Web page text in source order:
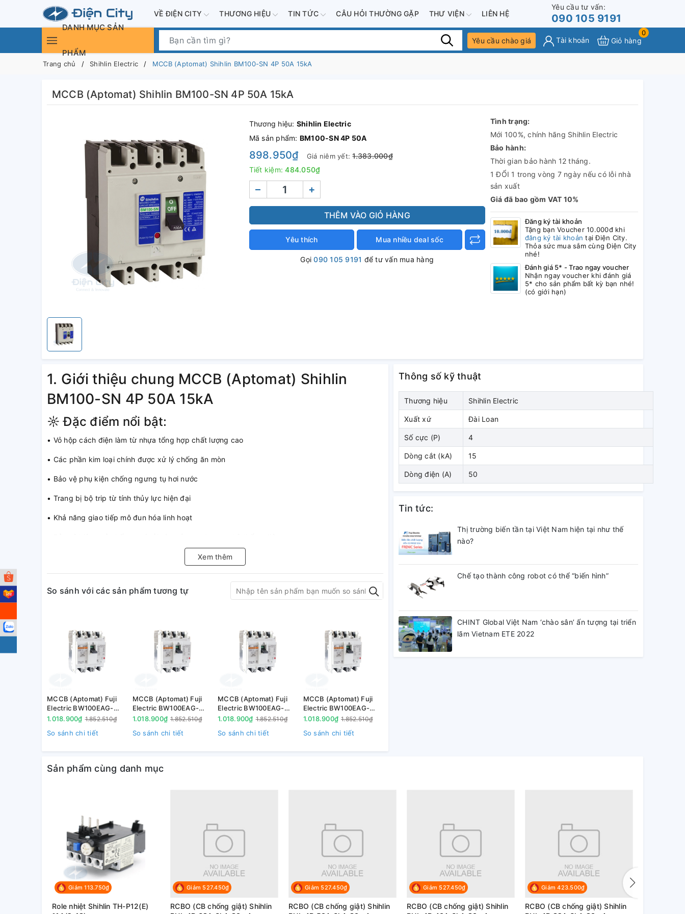
VỀ ĐIỆN CITY THƯƠNG HIỆU TIN TỨC CÂU HỎI THƯỜNG GẶP THƯ VIỆN LIÊN HỆ
Yêu cầu tư vấn:
090 105 9191
DANH MỤC SẢN
PHẨM
Yêu cầu chào giá Tài khoản
0
Giỏ hàng
Trang chủ Shihlin Electric MCCB (Aptomat) Shihlin BM100-SN 4P 50A 15kA
MCCB (Aptomat) Shihlin BM100-SN 4P 50A 15kA
Thương hiệu: Shihlin Electric
Mã sản phẩm: BM100-SN 4P 50A
898.950₫ Giá niêm yết:1.383.000₫
Tiết kiệm:484.050₫
– +
THÊM VÀO GIỎ HÀNG
Yêu thích Mua nhiều deal sốc
Gọi090 105 9191 để tư vấn mua hàng
Tình trạng:
Mới 100%, chính hãng Shihlin Electric
Bảo hành:
Thời gian bảo hành 12 tháng.
1 ĐỔI 1 trong vòng 7 ngày nếu có lỗi nhà
sản xuất
Giá đã bao gồm VAT 10%
Đăng ký tài khoản
Tặng bạn Voucher 10.000đ khi
đăng ký tài khoản tại Điện City.
Thỏa sức mua sắm cùng Điện City
nhé!
Đánh giá 5* - Trao ngay voucher
Nhận ngay voucher khi đánh giá
5* cho sản phẩm bất kỳ bạn nhé!
(có giới hạn)
1. Giới thiệu chung MCCB (Aptomat) Shihlin
BM100-SN 4P 50A 15kA
☼ Đặc điểm nổi bật:
• Vỏ hộp cách điện làm từ nhựa tổng hợp chất lượng cao
• Các phần kim loại chính được xử lý chống ăn mòn
• Bảo vệ phụ kiện chống ngưng tụ hơi nước
• Trang bị bộ trip từ tính thủy lực hiện đại
• Khả năng giao tiếp mô đun hóa linh hoạt
• Lắp đặt dễ dàng, kết nối nhanh chóng qua kẹp thiết bị đầu cuối
☼ Tiêu chuẩn:
• Đạt tiêu chuẩn IEC/EN 60947-2, JIS 8370 & 8201-2
☼ MCCB (Aptomat) Shihlin BM100-SN 4P 50A 15kA
được dùng để:
• Bảo vệ thiết bị đóng cắt, bảng điều khiển, hệ thống điện trong nhà máy
• Thích hợp cho mạng điện hạ thế, hệ thống điện dân dụng và các ngành công nghiệp nhỏ
2. Diễn giải mã hàng
3. Kích thước
4. Tài liệu tham khảo
( đang cập nhật)
Xem thêm
So sánh với các sản phẩm tương tự
MCCB (Aptomat) Fuji
Electric BW100EAG-
3P100 3P 100A 10kA
1.018.900₫ 1.852.510₫
So sánh chi tiết
MCCB (Aptomat) Fuji
Electric BW100EAG-
3P075 3P 75A 10kA
1.018.900₫ 1.852.510₫
So sánh chi tiết
MCCB (Aptomat) Fuji
Electric BW100EAG-
3P063 3P 63A 10kA
1.018.900₫ 1.852.510₫
So sánh chi tiết
MCCB (Aptomat) Fuji
Electric BW100EAG-
3P060 3P 60A 10kA
1.018.900₫ 1.852.510₫
So sánh chi tiết
Thông số kỹ thuật
Thương hiệu Shihlin Electric
Xuất xứ Đài Loan
Số cực (P) 4
Dòng cắt (kA) 15
Dòng điện (A) 50
Tin tức:
Thị trường biến tần tại Việt Nam hiện tại như thế
nào?
Chế tạo thành công robot có thể “biến hình”
CHINT Global Việt Nam ‘chào sân’ ấn tượng tại triển
lãm Vietnam ETE 2022
Sản phẩm cùng danh mục
Giảm 113.750₫
Role nhiệt Shihlin TH-P12(E)
Giảm 527.450₫
RCBO (CB chống giật) Shihlin
Giảm 527.450₫
RCBO (CB chống giật) Shihlin
Giảm 527.450₫
RCBO (CB chống giật) Shihlin
Giảm 423.500₫
RCBO (CB chống giật) Shihlin